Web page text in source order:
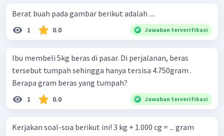
Berat buah pada gambar berikut adalah ....
1 0.0 Jawaban terverifikasi
Ibu membeli 5kg beras di pasar. Di perjalanan, beras
tersebut tumpah sehingga hanya tersisa 4.750gram .
Berapa gram beras yang tumpah?
1 0.0 Jawaban terverifikasi
Kerjakan soal-soa berikut ini! 3 kg + 1.000 cg = ... gram